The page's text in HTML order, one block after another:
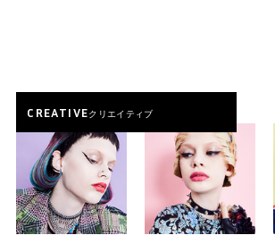
CREATIVEクリエイティブ